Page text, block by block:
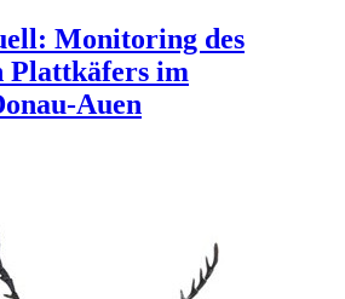
Monitoring des
Plattkäfers im
Auen